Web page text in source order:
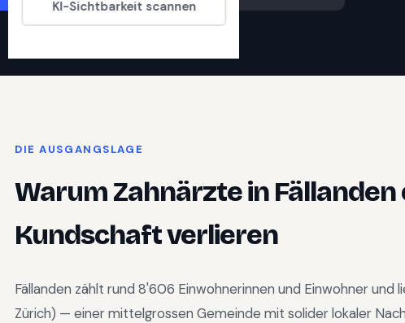
KI-Sichtbarkeit scannen
DIE AUSGANGSLAGE
Warum Zahnärztein Fällanden
Kundschaft verlieren
Fällanden zählt rund 8'606 Einwohnerinnen und Einwohner und
Zürich) — einer mittelgrossen Gemeinde mit solider lokaler